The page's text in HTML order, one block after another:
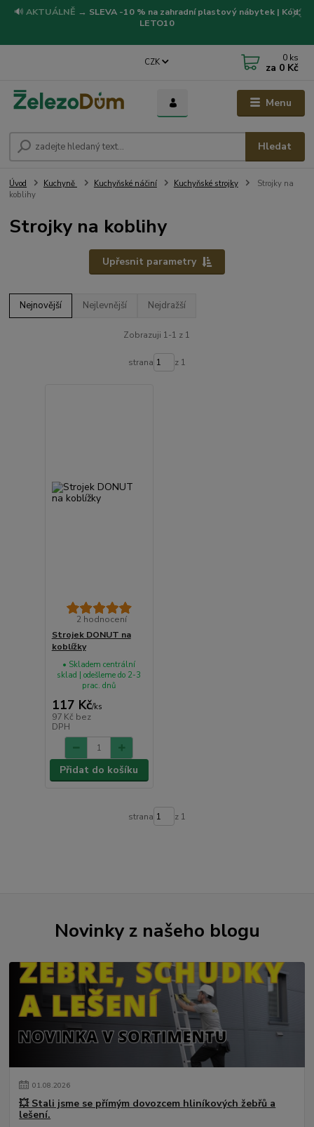
🔊 AKTUÁLNĚ → SLEVA -10 % na zahradní plastový nábytek | Kód:
LETO10
Menu
CZK
Hledat
0 ks
za 0 Kč
Úvod Kuchyně Kuchyňské náčiní Kuchyňské strojky
Strojky na
koblihy
Strojky na koblihy
Upřesnit parametry
Nejnovější Nejlevnější Nejdražší
Zobrazuji 1-1 z 1
strana z 1
2 hodnocení
Strojek DONUT na
koblížky
117 Kč/ks
97 Kč bez
DPH
• Skladem centrální
sklad | odešleme do 2-3
prac. dnů
Přidat do košíku
strana z 1
Novinky z našeho blogu
01.08.2026
💥 Stali jsme se přímým dovozcem hliníkových žebřů a
lešení.